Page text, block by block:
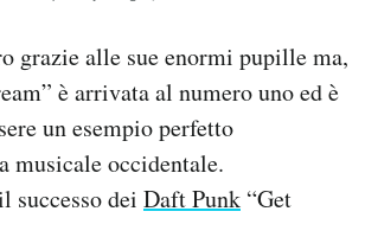
grazie alle sue enormi pupille ma,
è arrivata al numero uno ed è
un esempio perfetto
musicale occidentale.
successo dei Daft Punk “Get